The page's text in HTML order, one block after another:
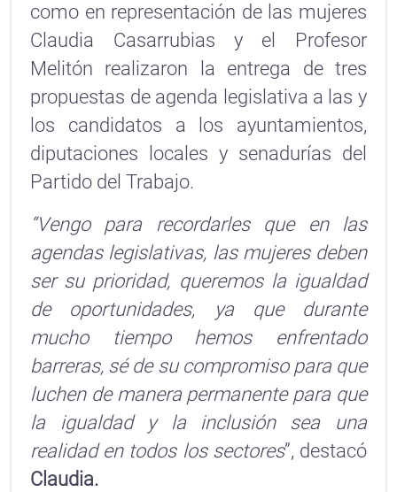
como en representación de las mujeres
Claudia Casarrubias y el Profesor
Melitón realizaron la entrega de tres
propuestas de agenda legislativa a las y
los candidatos a los ayuntamientos,
diputaciones locales y senadurías del
Partido del Trabajo.
“Vengo para recordarles que en las
agendas legislativas, las mujeres deben
ser su prioridad, queremos la igualdad
de oportunidades, ya que durante
mucho tiempo hemos enfrentado
barreras, sé de su compromiso para que
luchen de manera permanente para que
la igualdad y la inclusión sea una
realidad en todos los sectores”, destacó
Claudia.